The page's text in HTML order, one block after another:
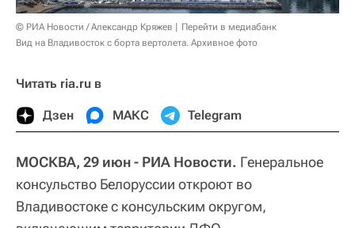
© РИА Новости / Александр Кряжев
Перейти в медиабанк
Вид на Владивосток с борта вертолета. Архивное фото
Читать ria.ru в
Дзен МАКС Telegram
МОСКВА, 29 июн - РИА Новости. Генеральное
консульство Белоруссии откроют во
Владивостоке с консульским округом,